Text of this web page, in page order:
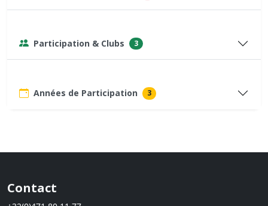
Participation & Clubs 3
Années de Participation 3
Contact